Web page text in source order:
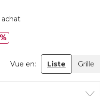
achat
Vue en: Liste Grille